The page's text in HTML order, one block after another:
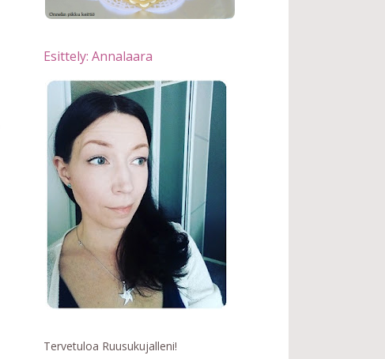
Esittely: Annalaara
Tervetuloa Ruusukujalleni!